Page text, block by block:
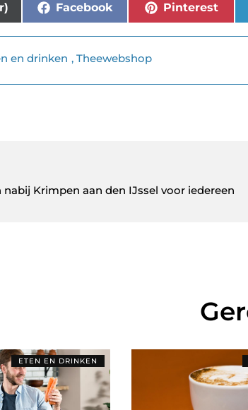
Facebook Pinterest
en drinken ,Theewebshop
nabij Krimpen aan den IJssel voor iedereen
ETEN EN DRINKEN